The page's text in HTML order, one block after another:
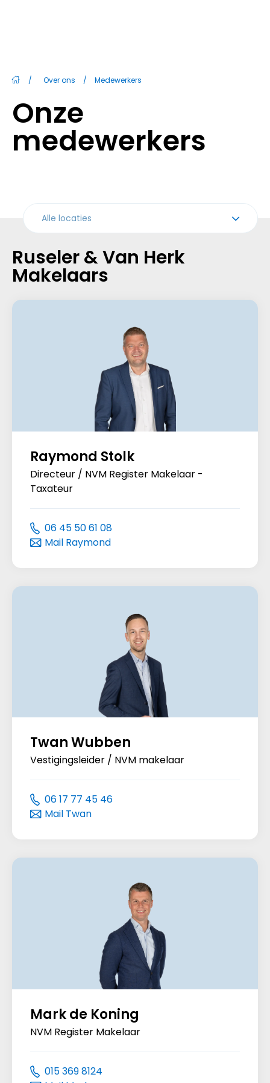
/ Over ons / Medewerkers
Onze
medewerkers
Alle locaties
Ruseler & Van Herk
Makelaars
Raymond Stolk
Directeur / NVM Register Makelaar -
Taxateur
06 45 50 61 08
Mail Raymond
Twan Wubben
Vestigingsleider / NVM makelaar
06 17 77 45 46
Mail Twan
Mark de Koning
NVM Register Makelaar
015 369 8124